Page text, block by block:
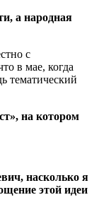
а народная
с
в мае, когда
тематический
на котором
насколько я
этой идеи